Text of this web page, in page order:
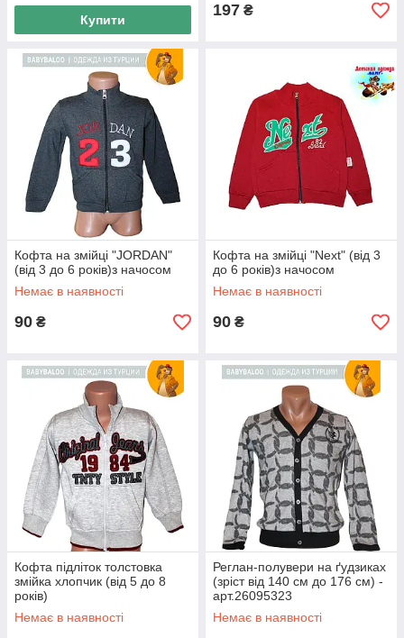
Купити
197 ₴
Кофта на змійці "JORDAN"
(від 3 до 6 років)з начосом
Немає в наявності
90 ₴
Кофта на змійці "Next" (від 3
до 6 років)з начосом
Немає в наявності
90 ₴
Кофта підліток толстовка
змійка хлопчик (від 5 до 8
років)
Немає в наявності
Реглан-полувери на ґудзиках
(зріст від 140 см до 176 см) -
арт.26095323
Немає в наявності